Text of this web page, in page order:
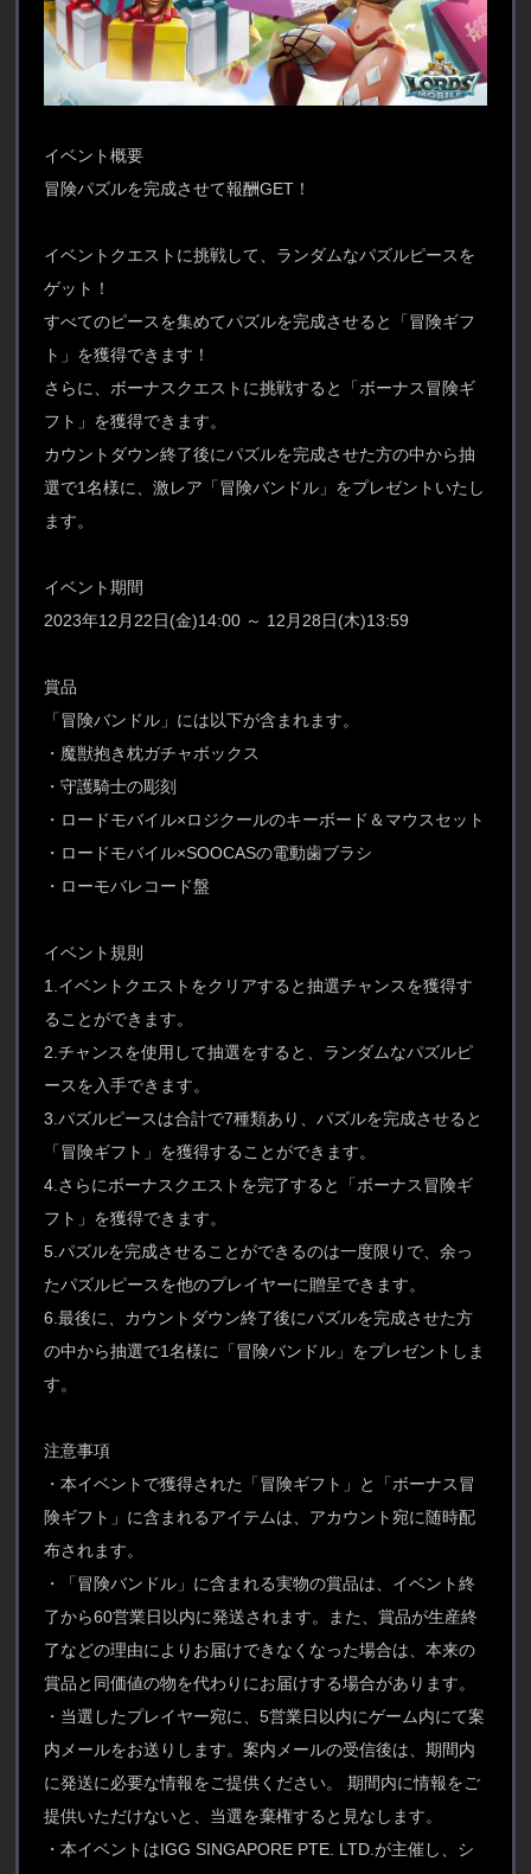
イベント概要
冒険パズルを完成させて報酬GET！
イベントクエストに挑戦して、ランダムなパズルピースを
ゲット！
すべてのピースを集めてパズルを完成させると「冒険ギフ
ト」を獲得できます！
さらに、ボーナスクエストに挑戦すると「ボーナス冒険ギ
フト」を獲得できます。
カウントダウン終了後にパズルを完成させた方の中から抽
選で1名様に、激レア「冒険バンドル」をプレゼントいたし
ます。
イベント期間
2023年12月22日(金)14:00 ～ 12月28日(木)13:59
賞品
「冒険バンドル」には以下が含まれます。
・魔獣抱き枕ガチャボックス
・守護騎士の彫刻
・ロードモバイル×ロジクールのキーボード＆マウスセット
・ロードモバイル×SOOCASの電動歯ブラシ
・ローモバレコード盤
イベント規則
1.イベントクエストをクリアすると抽選チャンスを獲得す
ることができます。
2.チャンスを使用して抽選をすると、ランダムなパズルピ
ースを入手できます。
3.パズルピースは合計で7種類あり、パズルを完成させると
「冒険ギフト」を獲得することができます。
4.さらにボーナスクエストを完了すると「ボーナス冒険ギ
フト」を獲得できます。
5.パズルを完成させることができるのは一度限りで、余っ
たパズルピースを他のプレイヤーに贈呈できます。
6.最後に、カウントダウン終了後にパズルを完成させた方
の中から抽選で1名様に「冒険バンドル」をプレゼントしま
す。
注意事項
・本イベントで獲得された「冒険ギフト」と「ボーナス冒
険ギフト」に含まれるアイテムは、アカウント宛に随時配
布されます。
・「冒険バンドル」に含まれる実物の賞品は、イベント終
了から60営業日以内に発送されます。また、賞品が生産終
了などの理由によりお届けできなくなった場合は、本来の
賞品と同価値の物を代わりにお届けする場合があります。
・当選したプレイヤー宛に、5営業日以内にゲーム内にて案
内メールをお送りします。案内メールの受信後は、期間内
に発送に必要な情報をご提供ください。 期間内に情報をご
提供いただけないと、当選を棄権すると見なします。
・本イベントはIGG SINGAPORE PTE. LTD.が主催し、シ